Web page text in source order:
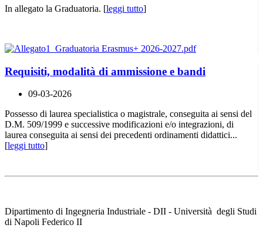
In allegato la Graduatoria. [leggi tutto]
Requisiti, modalità di ammissione e bandi
09-03-2026
Possesso di laurea specialistica o magistrale, conseguita ai sensi del
D.M. 509/1999 e successive modificazioni e/o integrazioni, di
laurea conseguita ai sensi dei precedenti ordinamenti didattici...
[leggi tutto]
Dipartimento di Ingegneria Industriale - DII - Università degli Studi
di Napoli Federico II